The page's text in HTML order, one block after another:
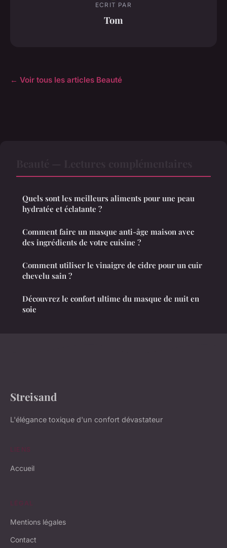
ECRIT PAR
Tom
← Voir tous les articles Beauté
Quels sont les meilleurs aliments pour une peau
hydratée et éclatante ?
Comment faire un masque anti-âge maison avec
des ingrédients de votre cuisine ?
Comment utiliser le vinaigre de cidre pour un cuir
chevelu sain ?
Découvrez le confort ultime du masque de nuit en
soie
Streisand
L'élégance toxique d'un confort dévastateur
LIENS
Accueil
LÉGAL
Mentions légales
Contact